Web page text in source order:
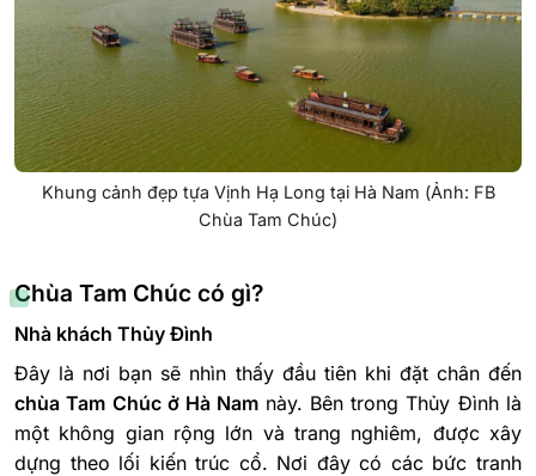
Khung cảnh đẹp tựa Vịnh Hạ Long tại Hà Nam (Ảnh: FB
Chùa Tam Chúc)
Chùa Tam Chúc có gì?
Nhà khách Thủy Đình
Đây là nơi bạn sẽ nhìn thấy đầu tiên khi đặt chân đến
chùa Tam Chúc ở Hà Nam này. Bên trong Thủy Đình là
một không gian rộng lớn và trang nghiêm, được xây
dựng theo lối kiến trúc cổ. Nơi đây có các bức tranh